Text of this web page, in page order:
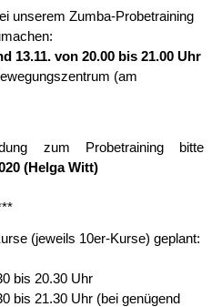
unserem Zumba-Probetraining
13.11. von 20.00 bis 21.00 Uhr
(am
zum Probetraining bitte
(Helga Witt)
(jeweils 10er-Kurse) geplant:
bis 20.30 Uhr
bis 21.30 Uhr (bei genügend